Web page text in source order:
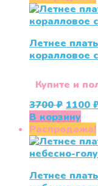
2950
Летнее
коралловое
Купите и
3700₽
цена
3700
1100
В корзину
Распродажа!
Летнее